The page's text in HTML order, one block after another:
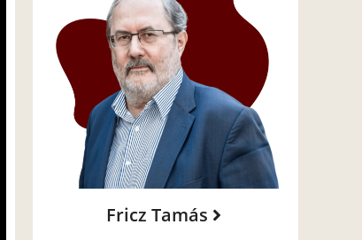
Fricz Tamás